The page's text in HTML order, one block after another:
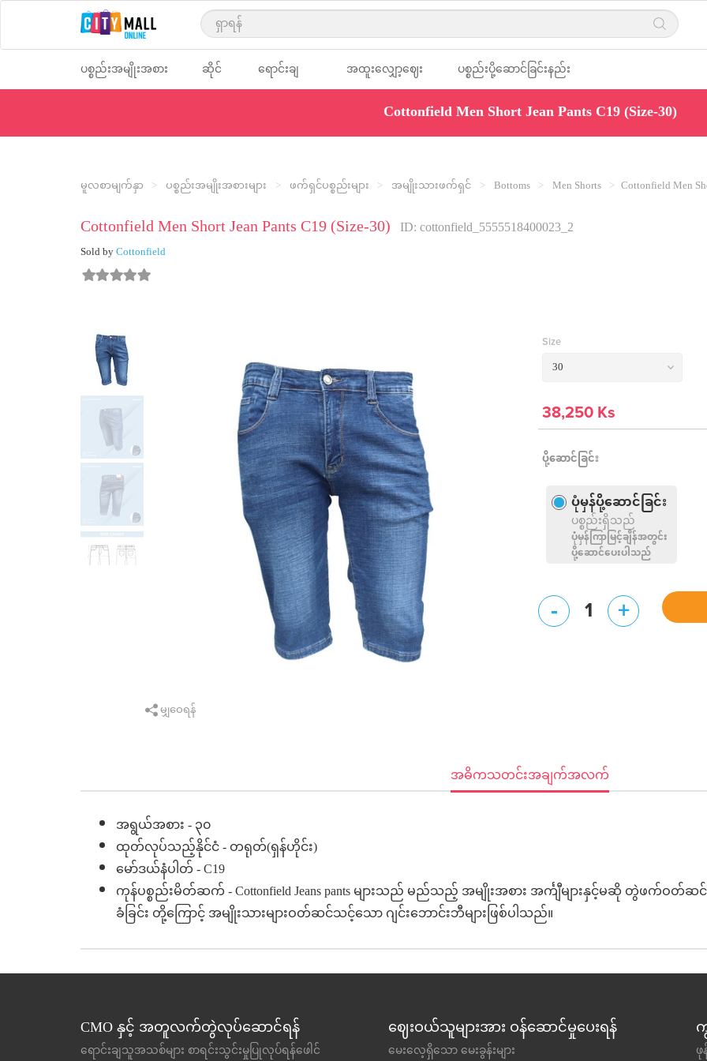
text.skipToContent
text.skipToNavigation
ပစ္စည်းအမျိုးအစား ဆိုင် ရောင်းချ အထူးလျှော့ဈေး ပစ္စည်းပို့ဆောင်ခြင်းနည်း
လမ်း
Cottonfield Men Short Jean Pants C19 (Size-30)
မူလစာမျက်နှာ ပစ္စည်းအမျိုးအစားများ ဖက်ရှင်ပစ္စည်းများ အမျိုးသားဖက်ရှင် Bottoms Men Shorts Cottonfield Men
Cottonfield Men Short Jean Pants C19 (Size-30) ID: cottonfield_5555518400023_2
Sold byCottonfield
မျှဝေရန်
Size
38,250 Ks
ပို့ဆောင်ခြင်း
ပုံမှန်ပို့ဆောင်ခြင်း
ပစ္စည်းရှိသည်
ပုံမှန်ကြာမြင့်ချိန်အတွင်း
ပို့ဆောင်ပေးပါသည်
- 1 +
Current
Tab:
အဓိကသတင်းအချက်အလက်
အရွယ်အစား - ၃၀
ထုတ်လုပ်သည့်နိုင်ငံ - တရုတ်(ရှန်ဟိုင်း)
မော်ဒယ်နံပါတ် - C19
ကုန်ပစ္စည်းမိတ်ဆက် - Cottonfield Jeans pants များသည် မည်သည့် အမျိုးအစား အင်္ကျီများနှင့်မဆို တွဲဖက်ဝတ်
ခံခြင်း တို့ကြောင့် အမျိုးသားများဝတ်ဆင်သင့်သော ဂျင်းဘောင်းဘီများဖြစ်ပါသည်။
CMO နှင့် အတူလက်တွဲလုပ်ဆောင်ရန်
ရောင်းချသူအသစ်များ စာရင်းသွင်းမှုပြုလုပ်ရန်ဖေါင်
ဈေးဝယ်သူများအား ဝန်ဆောင်မှုပေးရန်
မေးလေ့ရှိသော မေးခွန်းများ